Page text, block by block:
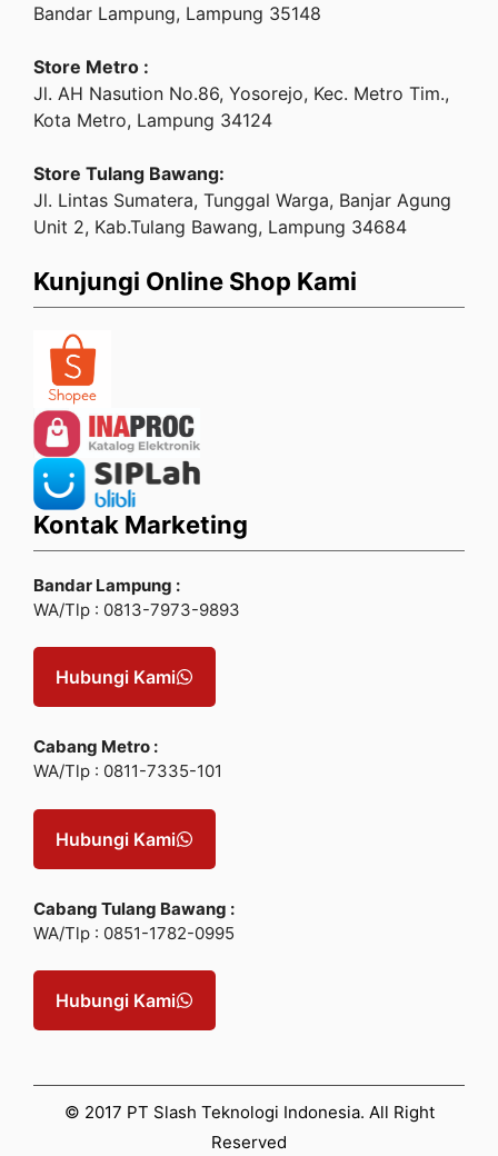
Bandar Lampung, Lampung 35148
Store Metro :
Jl. AH Nasution No.86, Yosorejo, Kec. Metro Tim.,
Kota Metro, Lampung 34124
Store Tulang Bawang:
Jl. Lintas Sumatera, Tunggal Warga, Banjar Agung
Unit 2, Kab.Tulang Bawang, Lampung 34684
Kunjungi Online Shop Kami
Kontak Marketing
Bandar Lampung :
WA/Tlp : 0813-7973-9893
Hubungi Kami
Cabang Metro :
WA/Tlp : 0811-7335-101
Hubungi Kami
Cabang Tulang Bawang :
WA/Tlp : 0851-1782-0995
Hubungi Kami
© 2017 PT Slash Teknologi Indonesia. All Right
Reserved